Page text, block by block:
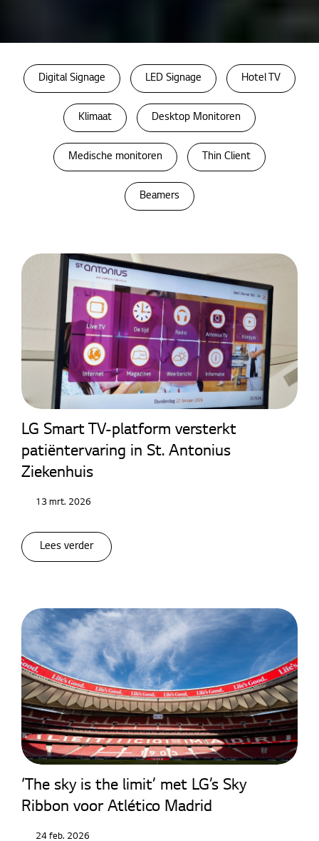
Cases
Digital Signage LED Signage Hotel TV
Klimaat Desktop Monitoren
Medische monitoren Thin Client
Beamers
LG Smart TV-platform versterkt
patiëntervaring in St. Antonius
Ziekenhuis
13 mrt. 2026
Lees verder
‘The sky is the limit’ met LG’s Sky
Ribbon voor Atlético Madrid
24 feb. 2026